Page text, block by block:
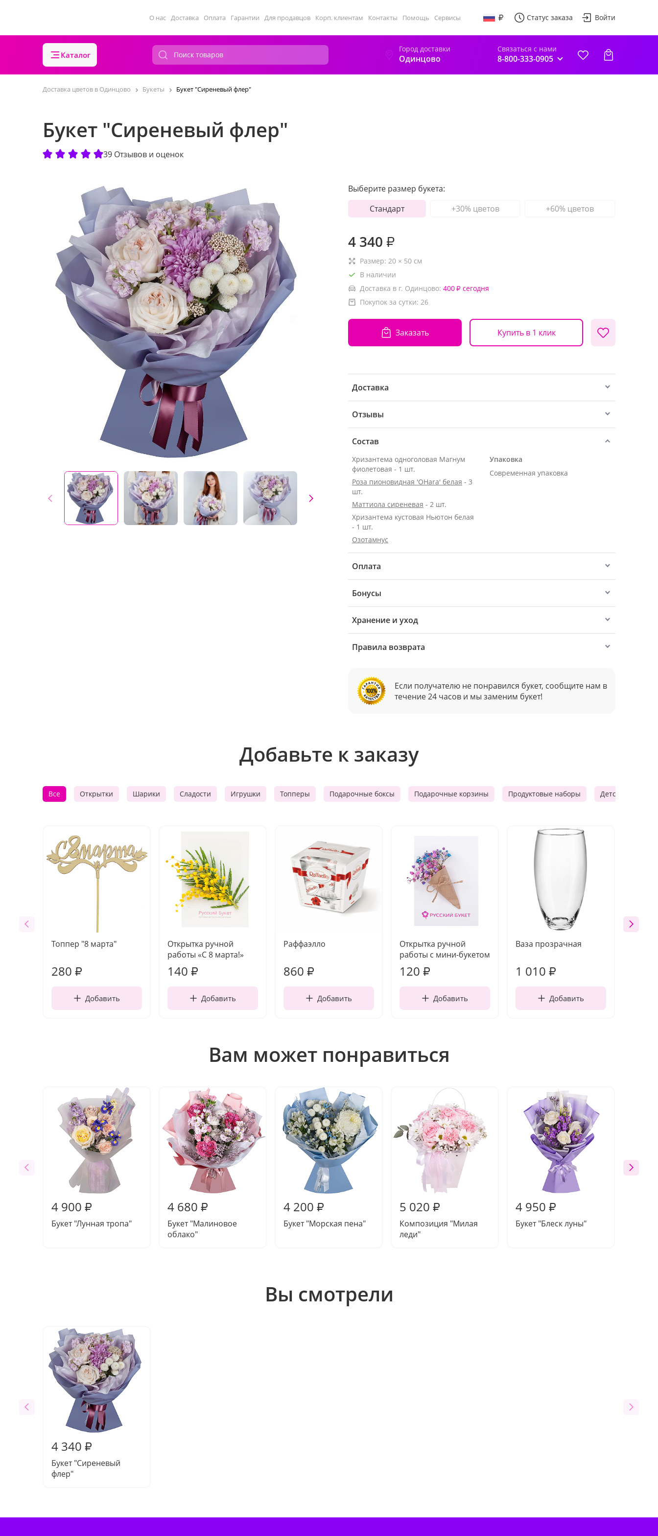
О нас Доставка Оплата Гарантии Для продавцов Корп. клиентам Контакты Помощь Сервисы Статус заказа Войти
Каталог
Город доставки
Одинцово
Связаться с нами
8-800-333-0905
Доставка цветов в Одинцово Букеты Букет "Сиреневый флер"
Букет "Сиреневый флер"
39 Отзывов и оценок
Выберите размер букета:
Стандарт
+30% цветов +60% цветов
4 340 ₽
Размер: 20 × 50 см
В наличии
Доставка в г. Одинцово: 400₽ сегодня
Покупок за сутки: 26
Заказать Купить в 1 клик
Доставка
Отзывы
Состав
Хризантема одноголовая Магнум
фиолетовая - 1 шт.
Роза пионовидная 'OHara' белая - 3
шт.
Маттиола сиреневая - 2 шт.
Хризантема кустовая Ньютон белая
- 1 шт.
Озотамнус
Упаковка
Современная упаковка
Оплата
Бонусы
Хранение и уход
Правила возврата
Если получателю не понравился букет, сообщите нам в
течение 24 часов и мы заменим букет!
Добавьте к заказу
Все Открытки Шарики Сладости Игрушки Топперы Подарочные боксы Подарочные корзины Продуктовые наборы Детские подарки
Топпер "8 марта"
280 ₽
Добавить
Открытка ручной
работы «С 8 марта!»
140 ₽
Добавить
Раффаэлло
860 ₽
Добавить
Открытка ручной
работы с мини-букетом
120 ₽
Добавить
Ваза прозрачная
1 010 ₽
Добавить
Вам может понравиться
4 900 ₽
Букет "Лунная тропа"
4 680 ₽
Букет "Малиновое
облако"
4 200 ₽
Букет "Морская пена"
5 020 ₽
Композиция "Милая
леди"
4 950 ₽
Букет "Блеск луны"
Вы смотрели
4 340 ₽
Букет "Сиреневый
флер"